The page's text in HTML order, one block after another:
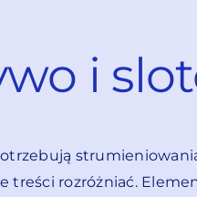
i
rozróżniać.